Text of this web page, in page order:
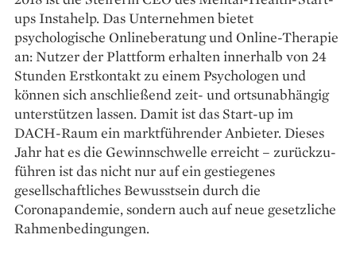
ups Instahelp. Das Unternehmen bietet
psychologische Online­beratung und Online-Therapie
an: Nutzer der Plattform erhalten innerhalb von 24
Stunden Erstkontakt zu einem Psychologen und
können sich anschließend zeit- und ortsunabhängig
unterstützen lassen. Damit ist das Start-up im
DACH-Raum ein marktführender Anbieter. Dieses
Jahr hat es die Gewinnschwelle erreicht – zurückzu­
führen ist das nicht nur auf ein gestiegenes
gesellschaftliches Bewusstsein durch die
Coronapandemie, sondern auch auf neue gesetzliche
Rahmenbedingungen.